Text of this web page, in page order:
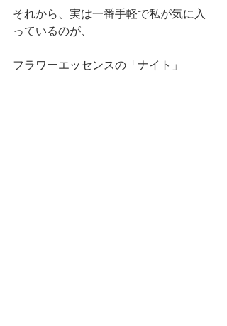
それから、実は一番手軽で私が気に入
っているのが、
フラワーエッセンスの「ナイト」